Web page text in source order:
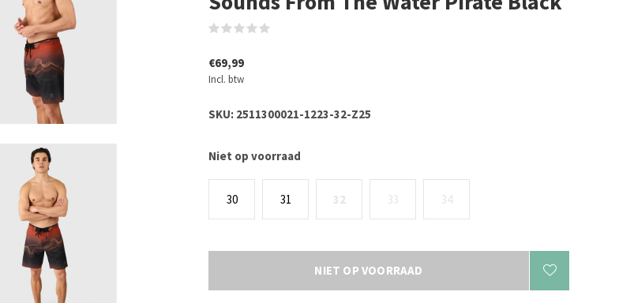
€69,99
Incl. btw
SKU: 2511300021-1223-32-Z25
Niet op voorraad
30 31 32 33 34
NIET OP VOORRAAD